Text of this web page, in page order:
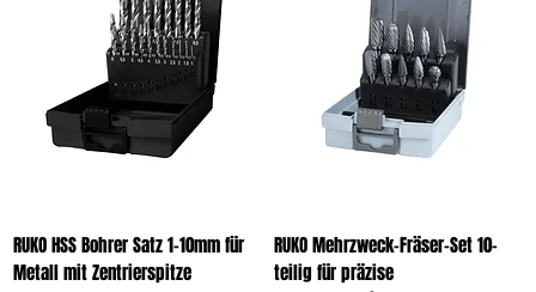
RUKO HSS Bohrer Satz 1-10mm für
Metall mit Zentrierspitze
RUKO Mehrzweck-Fräser-Set 10-
teilig für präzise